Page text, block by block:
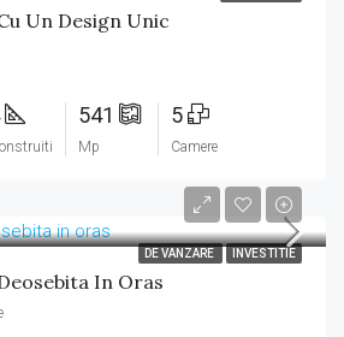
Un Design Unic
541
Mp
5
Camere
DE VANZARE INVESTITIE
In Oras